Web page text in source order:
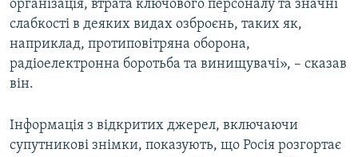
організація, втрата ключового персоналу та значні
слабкості в деяких видах озброєнь, таких як,
наприклад, протиповітряна оборона,
радіоелектронна боротьба та винищувачі», – сказав
він.
Інформація з відкритих джерел, включаючи
супутникові знімки, показують, що Росія розгортає